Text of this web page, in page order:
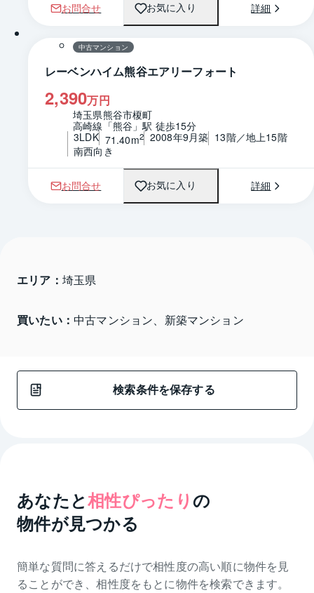
お問合せ お気に入り 詳細
1 / 0 間取り
中古マンション
レーベンハイム熊谷エアリーフォート
2,390万円
埼玉県熊谷市榎町
高崎線「熊谷」駅 徒歩15分
3LDK 71.40m2 2008年9月築 13階／地上15階
南西向き
お問合せ お気に入り 詳細
エリア： 埼玉県
買いたい： 中古マンション、新築マンション
検索条件を保存する
あなたと相性ぴったり の
物件が見つかる
簡単な質問に答えるだけで相性度の高い順に物件を 見
ることができ、相性度をもとに物件を検索できます。